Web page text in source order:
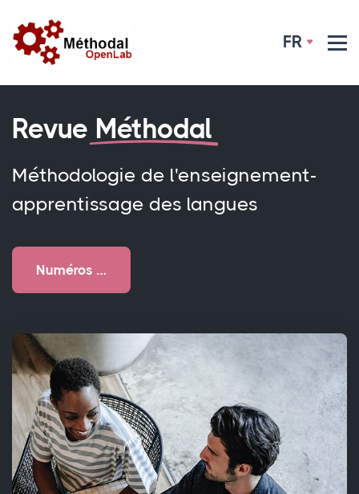
FR
Revue Méthodal
Méthodologie de l'enseignement-
apprentissage des langues
Numéros …